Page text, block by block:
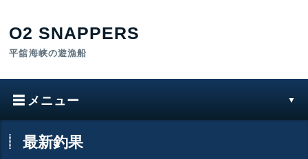
最新釣果